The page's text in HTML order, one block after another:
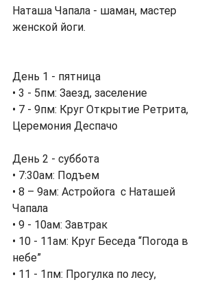
Наташа Чапала - шаман, мастер
женской йоги.
День 1 - пятница
• 3 - 5пм: Заезд, заселение
• 7 - 9пм: Круг Открытие Ретрита,
Церемония Деспачо
День 2 - суббота
• 7:30ам: Подъем
• 8 – 9ам: Астройога  с Наташей
Чапала
• 9 - 10ам: Завтрак
• 10 - 11ам: Круг Беседа “Погода в
небе”
• 11 - 1пм: Прогулка по лесу,